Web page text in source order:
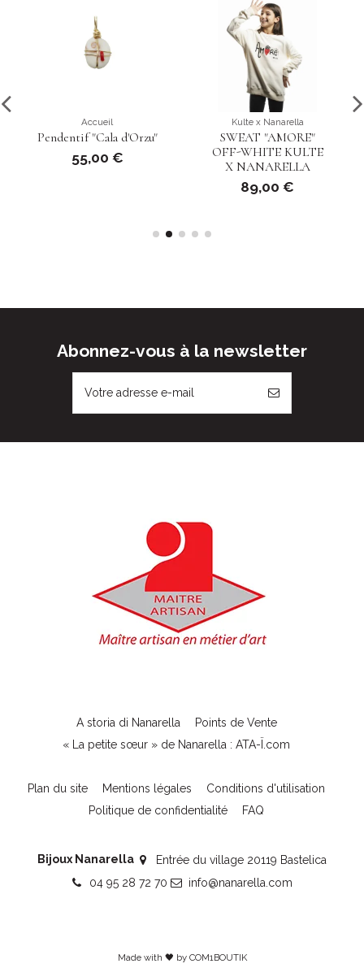
Accueil
Pendentif "Cala d'Orzu"
55,00 €
Kulte x Nanarella
SWEAT "AMORE"
OFF-WHITE KULTE
X NANARELLA
89,00 €
Abonnez-vous à la newsletter
A storia di Nanarella
Points de Vente
« La petite sœur » de Nanarella : ATA-Ï.com
Plan du site Mentions légales
Conditions d'utilisation
Politique de confidentialité
FAQ
Bijoux Nanarella
Entrée du village 20119 Bastelica
04 95 28 72 70
info@nanarella.com
Made with 🖤 by COM1BOUTIK